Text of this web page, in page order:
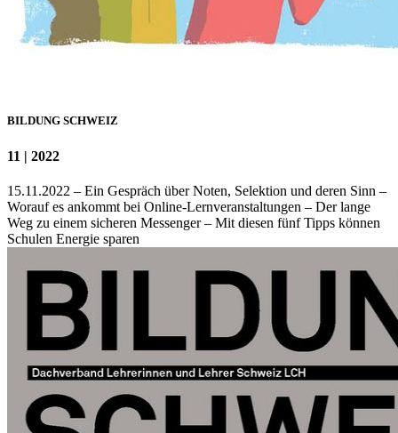
BILDUNG SCHWEIZ
11 | 2022
15.11.2022 – Ein Gespräch über Noten, Selektion und deren Sinn –
Worauf es ankommt bei Online-Lernveranstaltungen – Der lange
Weg zu einem sicheren Messenger – Mit diesen fünf Tipps können
Schulen Energie sparen